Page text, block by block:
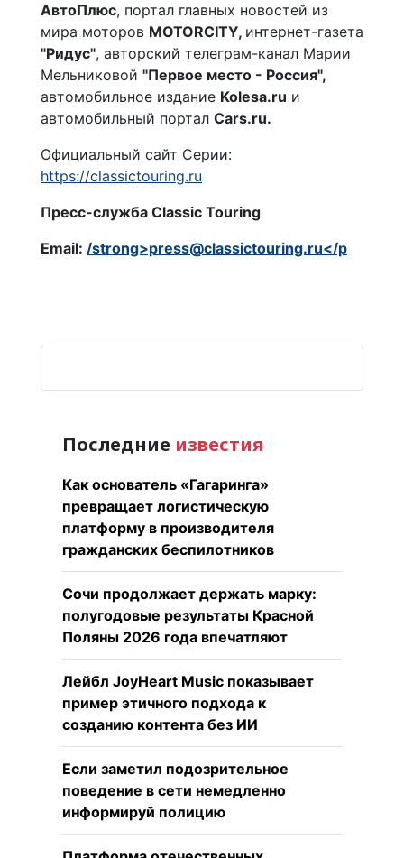
АвтоПлюс, портал главных новостей из
мира моторов MOTORCITY, интернет-газета
"Ридус", авторский телеграм-канал Марии
Мельниковой "Первое место - Россия",
автомобильное издание Kolesa.ru и
автомобильный портал Cars.ru.
Официальный сайт Серии:
https://classictouring.ru
Пресс-служба Classic Touring
Email: /strong>press@classictouring.ru</p
Последние известия
Как основатель «Гагаринга»
превращает логистическую
платформу в производителя
гражданских беспилотников
Сочи продолжает держать марку:
полугодовые результаты Красной
Поляны 2026 года впечатляют
Лейбл JoyHeart Music показывает
пример этичного подхода к
созданию контента без ИИ
Если заметил подозрительное
поведение в сети немедленно
информируй полицию